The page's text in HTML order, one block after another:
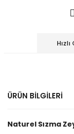
ÜRÜN BİLGİLERİ
Naturel Sızma